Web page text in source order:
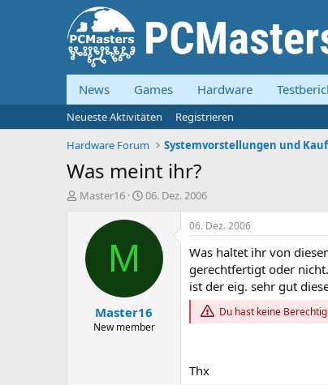
News Games Hardware
Neueste Aktivitäten
Registrieren
Hardware Forum
Was meint ihr?
E
Master16
E
s
t
a
m
06. Dez. 2006
M
Master16
New member
06. Dez. 2006
Was haltet ihr von
gerechtfertigt oder
ist der eig. sehr gut
Du hast keine
Thx